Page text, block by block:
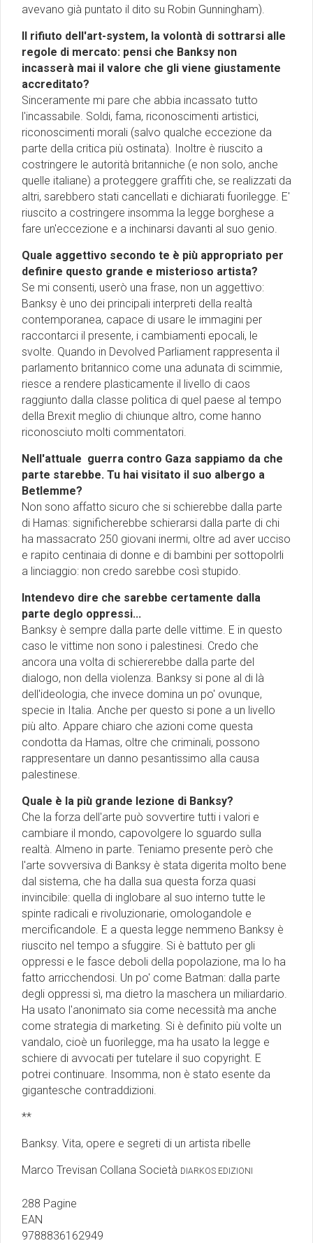
avevano già puntato il dito su Robin Gunningham).
Il rifiuto dell'art-system, la volontà di sottrarsi alle
regole di mercato: pensi che Banksy non
incasserà mai il valore che gli viene giustamente
accreditato?
Sinceramente mi pare che abbia incassato tutto
l'incassabile. Soldi, fama, riconoscimenti artistici,
riconoscimenti morali (salvo qualche eccezione da
parte della critica più ostinata). Inoltre è riuscito a
costringere le autorità britanniche (e non solo, anche
quelle italiane) a proteggere graffiti che, se realizzati da
altri, sarebbero stati cancellati e dichiarati fuorilegge. E'
riuscito a costringere insomma la legge borghese a
fare un'eccezione e a inchinarsi davanti al suo genio.
Quale aggettivo secondo te è più appropriato per
definire questo grande e misterioso artista?
Se mi consenti, userò una frase, non un aggettivo:
Banksy è uno dei principali interpreti della realtà
contemporanea, capace di usare le immagini per
raccontarci il presente, i cambiamenti epocali, le
svolte. Quando in Devolved Parliament rappresenta il
parlamento britannico come una adunata di scimmie,
riesce a rendere plasticamente il livello di caos
raggiunto dalla classe politica di quel paese al tempo
della Brexit meglio di chiunque altro, come hanno
riconosciuto molti commentatori.
Nell'attuale guerra contro Gaza sappiamo da che
parte starebbe. Tu hai visitato il suo albergo a
Betlemme?
Non sono affatto sicuro che si schierebbe dalla parte
di Hamas: significherebbe schierarsi dalla parte di chi
ha massacrato 250 giovani inermi, oltre ad aver ucciso
e rapito centinaia di donne e di bambini per sottopolrli
a linciaggio: non credo sarebbe così stupido.
Intendevo dire che sarebbe certamente dalla
parte deglo oppressi...
Banksy è sempre dalla parte delle vittime. E in questo
caso le vittime non sono i palestinesi. Credo che
ancora una volta di schiererebbe dalla parte del
dialogo, non della violenza. Banksy si pone al di là
dell'ideologia, che invece domina un po' ovunque,
specie in Italia. Anche per questo si pone a un livello
più alto. Appare chiaro che azioni come questa
condotta da Hamas, oltre che criminali, possono
rappresentare un danno pesantissimo alla causa
palestinese.
Quale è la più grande lezione di Banksy?
Che la forza dell'arte può sovvertire tutti i valori e
cambiare il mondo, capovolgere lo sguardo sulla
realtà. Almeno in parte. Teniamo presente però che
l'arte sovversiva di Banksy è stata digerita molto bene
dal sistema, che ha dalla sua questa forza quasi
invincibile: quella di inglobare al suo interno tutte le
spinte radicali e rivoluzionarie, omologandole e
mercificandole. E a questa legge nemmeno Banksy è
riuscito nel tempo a sfuggire. Si è battuto per gli
oppressi e le fasce deboli della popolazione, ma lo ha
fatto arricchendosi. Un po' come Batman: dalla parte
degli oppressi sì, ma dietro la maschera un miliardario.
Ha usato l'anonimato sia come necessità ma anche
come strategia di marketing. Si è definito più volte un
vandalo, cioè un fuorilegge, ma ha usato la legge e
schiere di avvocati per tutelare il suo copyright. E
potrei continuare. Insomma, non è stato esente da
gigantesche contraddizioni.
**
Banksy. Vita, opere e segreti di un artista ribelle
Marco Trevisan Collana Società DIARKOS EDIZIONI
288 Pagine
EAN
9788836162949